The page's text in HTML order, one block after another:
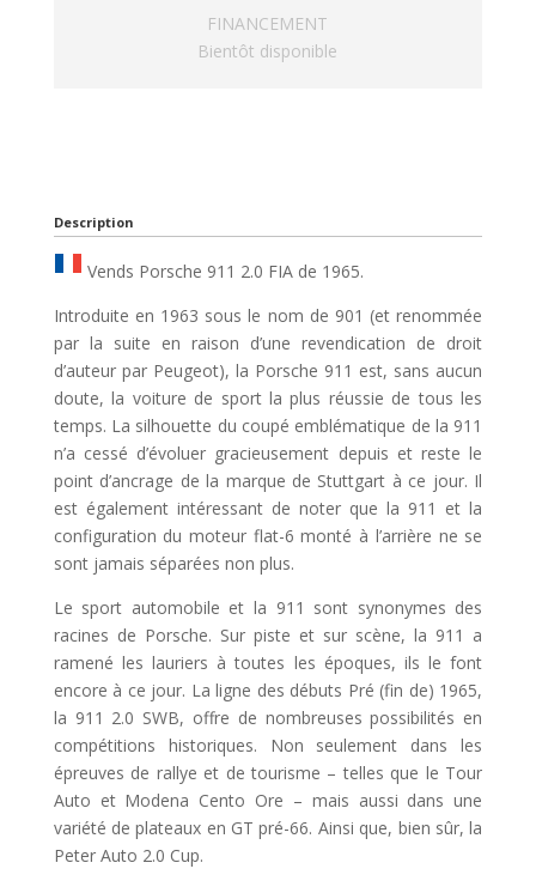
FINANCEMENT
Bientôt disponible
Description
Vends Porsche 911 2.0 FIA de 1965.
Introduite en 1963 sous le nom de 901 (et renommée
par la suite en raison d’une revendication de droit
d’auteur par Peugeot), la Porsche 911 est, sans aucun
doute, la voiture de sport la plus réussie de tous les
temps. La silhouette du coupé emblématique de la 911
n’a cessé d’évoluer gracieusement depuis et reste le
point d’ancrage de la marque de Stuttgart à ce jour. Il
est également intéressant de noter que la 911 et la
configuration du moteur flat-6 monté à l’arrière ne se
sont jamais séparées non plus.
Le sport automobile et la 911 sont synonymes des
racines de Porsche. Sur piste et sur scène, la 911 a
ramené les lauriers à toutes les époques, ils le font
encore à ce jour. La ligne des débuts Pré (fin de) 1965,
la 911 2.0 SWB, offre de nombreuses possibilités en
compétitions historiques. Non seulement dans les
épreuves de rallye et de tourisme – telles que le Tour
Auto et Modena Cento Ore – mais aussi dans une
variété de plateaux en GT pré-66. Ainsi que, bien sûr, la
Peter Auto 2.0 Cup.